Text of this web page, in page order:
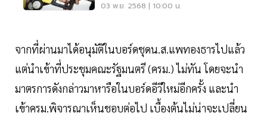
03 พ.ย. 2568 | 10:00 น.
จากที่ผ่านมาได้อนุมัติในบอร์ดชุดน.ส.แพทองธารไปแล้ว
แต่นำเข้าที่ประชุมคณะรัฐมนตรี (ครม.) ไม่ทัน โดยจะนำ
มาตรการดังกล่าวมาหารือในบอร์ดอีวีใหม่อีกครั้ง และนำ
เข้าครม.พิจารณาเห็นชอบต่อไป เบื้องต้นไม่น่าจะเปลี่ยน